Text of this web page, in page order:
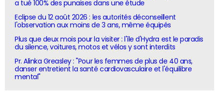
a tué 100% des punaises dans une étude
Eclipse du 12 août 2026 : les autorités déconseillent
l'observation aux moins de 3 ans, même équipés
Plus que deux mois pour la visiter : l'île d'Hydra est le paradis
du silence, voitures, motos et vélos y sont interdits
Pr. Alinka Greasley : "Pour les femmes de plus de 40 ans,
danser entretient la santé cardiovasculaire et l'équilibre
mental"